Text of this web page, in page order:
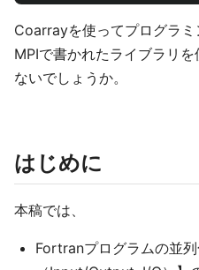
Coarrayを使ってプログラ
MPIで書かれたライブラリ
ないでしょうか。
はじめに
本稿では、
Fortranプログラムの並